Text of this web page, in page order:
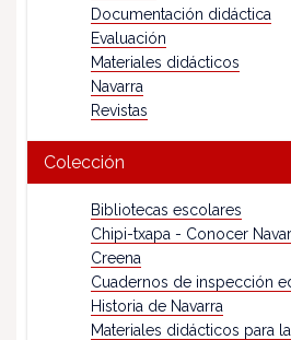
Documentación didáctica
Evaluación
Materiales didácticos
Navarra
Revistas
Colección
Bibliotecas escolares
Chipi-txapa - Conocer
Creena
Cuadernos de inspección
Historia de Navarra
Materiales didácticos para la